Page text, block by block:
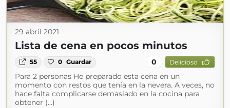
29 abril 2021
Lista de cena en pocos minutos
55 0 Guardar 0 Delicioso
Para 2 personas He preparado esta cena en un
momento con restos que tenía en la nevera. A veces, no
hace falta complicarse demasiado en la cocina para
obtener (...)